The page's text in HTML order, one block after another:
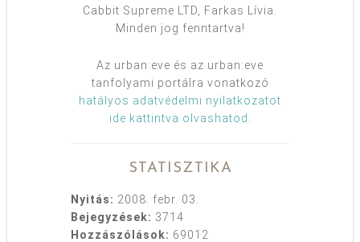
Cabbit Supreme LTD, Farkas Lívia.
Minden jog fenntartva!
Az urban:eve és az urban:eve
tanfolyami portálra vonatkozó
hatályos adatvédelmi nyilatkozatot
ide kattintva olvashatod
STATISZTIKA
Nyitás: 2008. febr. 03.
Bejegyzések: 3714
Hozzászólások: 69012